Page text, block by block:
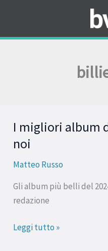
contenuto
I migliori album
noi
Matteo Russo
Gli album più belli del
redazione
I
migliori
del
2024
secondo
Leggi tutto »